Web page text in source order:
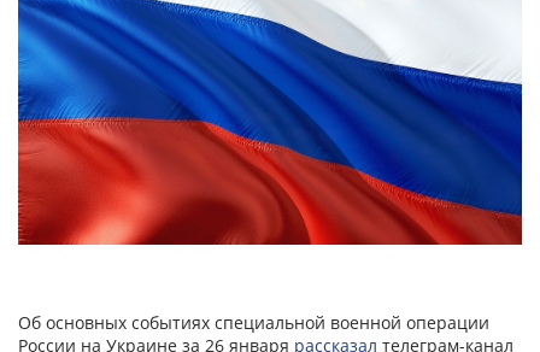
Об основных событиях специальной военной операции
России на Украине за 26 января рассказал телеграм-канал